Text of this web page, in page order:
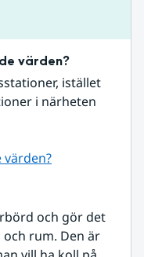
värden?
istället
i närheten
och gör det
rum. Den är